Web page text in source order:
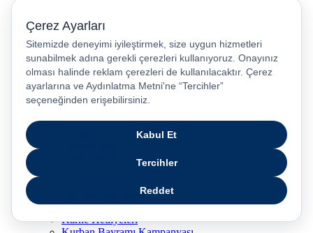
Lenovo
Omix
Philips
Realme
Xiaomi
Sony
Özel Günler & Kampanyalar
Apple Eğitim
Düğün ve Çeyiz Paketleri
Uykusu Kaçanlar Kulübü
Vergisiz Telefonlar
Vergisiz Bilgisayarlar
Karne Hediyeleri